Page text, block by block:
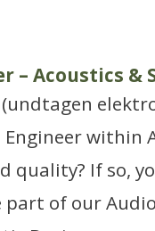
– Acoustics &
within
quality? If so,
of our